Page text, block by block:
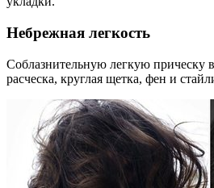
Небрежная легкость
Соблазнительную легкую прическу
расческа, круглая щетка, фен и